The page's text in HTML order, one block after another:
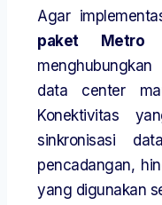
Agar
paket Metro
data center
Konektivitas
sinkronisasi
pencadangan,
yang digunakan